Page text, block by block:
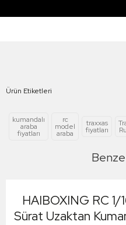
TRAXXASOrjinal ürün
Ürün Etiketleri
kumandalı
araba
fiyatları
rc
model
araba
traxxas
fiyatları
HAIBOXING RC
Sürat Uzaktan